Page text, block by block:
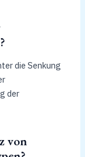
die Senkung
der
von